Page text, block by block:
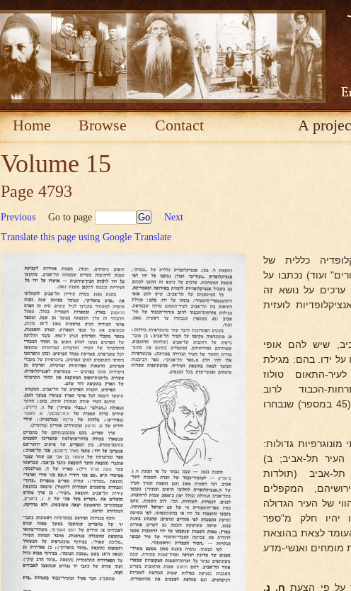
Home Browse Contact A
Volume 15
Page 4793
Previous Go to page
Next
Translate this page using Google Translate
כללית של
ועוד) נכתבו על
ערכים על נושא זה
לועזית
שיש להם אופי
על ידו. בהם: מגילת
התאום טולוז
הכבוד לרוב
אזרחי-הכבוד של תלאביב (45 במספר) שנבחרו
גדולות:
העיר תל-אביב; ב)
תל-אביב (תולדות
המקפלים
של העיר הגדולה
יהיו חלק מ"ספר
לצאת בהוצאת
מומחים ואנשי-מדע
ח. נ.